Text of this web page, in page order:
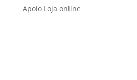
Apoio Loja online